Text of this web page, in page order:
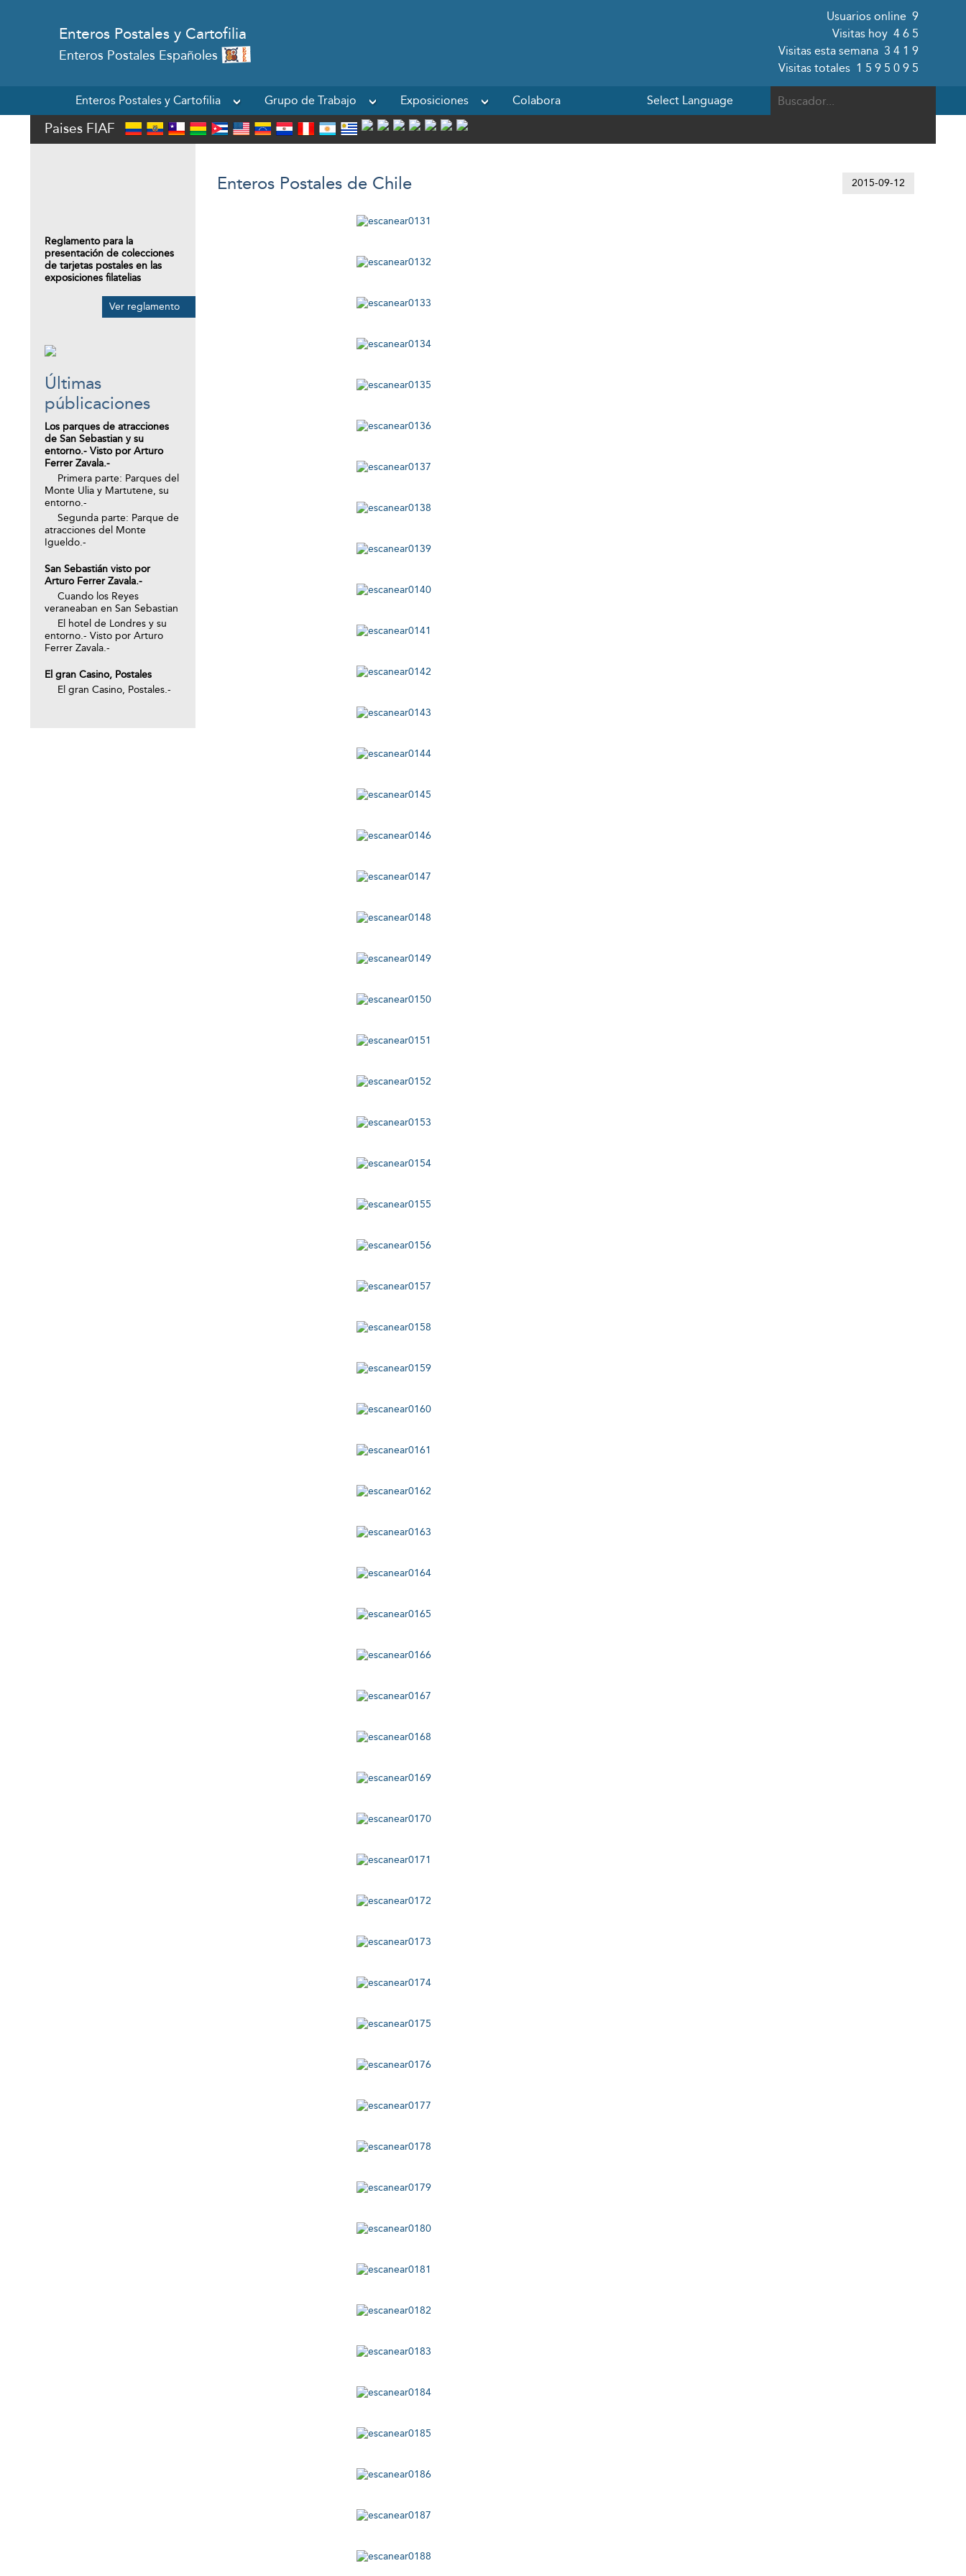
Enteros Postales y Cartofilia
Enteros Postales Españoles
Usuarios online 9
Visitas hoy 465
Visitas esta semana 3419
Visitas totales 1595095
Enteros Postales y Cartofilia Grupo de Trabajo Exposiciones Colabora
Paises FIAF
Reglamento para la
presentación de colecciones
de tarjetas postales en las
exposiciones filatelias
Ver reglamento
Últimas
públicaciones
Los parques de atracciones
de San Sebastian y su
entorno.- Visto por Arturo
Ferrer Zavala.-
Primera parte: Parques del
Monte Ulia y Martutene, su
entorno.-
Segunda parte: Parque de
atracciones del Monte
Igueldo.-
San Sebastián visto por
Arturo Ferrer Zavala.-
Cuando los Reyes
veraneaban en San Sebastian
El hotel de Londres y su
entorno.- Visto por Arturo
Ferrer Zavala.-
El gran Casino, Postales
El gran Casino, Postales.-
Enteros Postales de Chile 2015-09-12